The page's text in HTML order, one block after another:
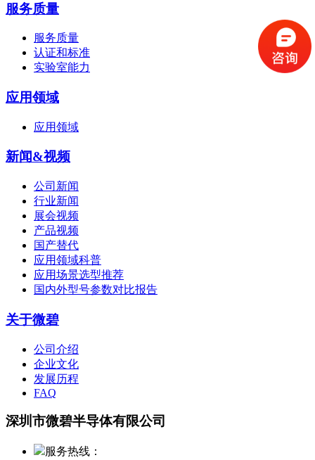
服务质量
服务质量
认证和标准
实验室能力
应用领域
应用领域
新闻&视频
公司新闻
行业新闻
展会视频
产品视频
国产替代
应用领域科普
应用场景选型推荐
国内外型号参数对比报告
关于微碧
公司介绍
企业文化
发展历程
FAQ
深圳市微碧半导体有限公司
服务热线：